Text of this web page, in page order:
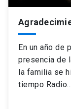
En un año de
presencia de
la familia se
tiempo Radio…